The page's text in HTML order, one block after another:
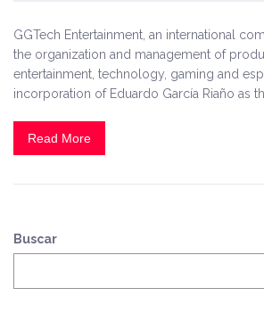
GGTech Entertainment, an international
the organization and management of
entertainment, technology, gaming and
incorporation of Eduardo García Riaño as
Read More
Buscar